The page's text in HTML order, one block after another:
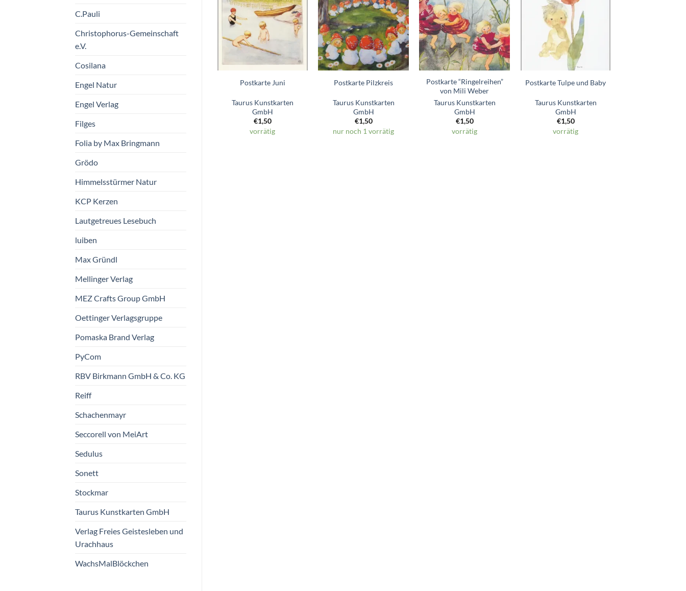
C.Pauli
Christophorus-Gemeinschaft
e.V.
Cosilana
Engel Natur
Engel Verlag
Filges
Folia by Max Bringmann
Grödo
Himmelsstürmer Natur
KCP Kerzen
Lautgetreues Lesebuch
luiben
Max Gründl
Mellinger Verlag
MEZ Crafts Group GmbH
Oettinger Verlagsgruppe
Pomaska Brand Verlag
PyCom
RBV Birkmann GmbH & Co. KG
Reiff
Schachenmayr
Seccorell von MeiArt
Sedulus
Sonett
Stockmar
Taurus Kunstkarten GmbH
Verlag Freies Geistesleben und
Urachhaus
WachsMalBlöckchen
Zum
Wunschzettel
hinzufügen
Postkarte Juni
Taurus Kunstkarten
GmbH
€1,50
vorrätig
Zum
Wunschzettel
hinzufügen
Postkarte Pilzkreis
Taurus Kunstkarten
GmbH
€1,50
nur noch 1 vorrätig
Zum
Wunschzettel
hinzufügen
Postkarte “Ringelreihen”
von Mili Weber
Taurus Kunstkarten
GmbH
€1,50
vorrätig
Wunschzettel
hinzufügen
Postkarte Tulpe und Baby
Taurus Kunstkarten
GmbH
€1,50
vorrätig
Wunschzettel
Postkarte Mai
Taurus Kunstkarten